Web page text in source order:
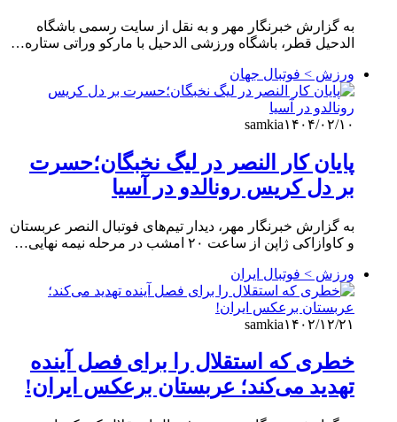
به گزارش خبرنگار مهر و به نقل از سایت رسمی باشگاه
الدحیل قطر، باشگاه ورزشی الدحیل با مارکو وراتی ستاره…
ورزش > فوتبال جهان
samkia۱۴۰۴/۰۲/۱۰
پایان کار النصر در لیگ نخبگان؛حسرت
بر دل کریس رونالدو در آسیا
به گزارش خبرنگار مهر، دیدار تیم‌های فوتبال النصر عربستان
و کاوازاکی ژاپن از ساعت ۲۰ امشب در مرحله نیمه نهایی…
ورزش > فوتبال ایران
samkia۱۴۰۲/۱۲/۲۱
خطری که استقلال را برای فصل آینده
تهدید می‌کند؛ عربستان برعکس ایران!